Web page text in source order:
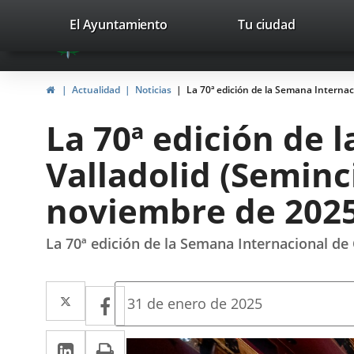
Portal
Web
del
Valladolid
avaTop
valladolid.es
El Ayuntamiento Tu ciudad
InicioActualidad Noticias La 70ª edición de la Semana
La 70ª edición de
Valladolid
noviembre de
La 70ª edición de la Semana Internacional
Twitter
Enlace
a
una
Facebook
Enlace
a
LinkedIn
EnlaceImprimir
Fecha
la
noticia
31 de enero de 2025